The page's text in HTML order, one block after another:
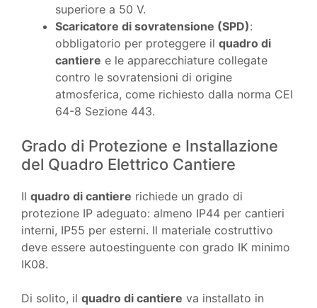
superiore a 50 V.
Scaricatore di sovratensione (SPD):
obbligatorio per proteggere il quadro di
cantiere e le apparecchiature collegate
contro le sovratensioni di origine
atmosferica, come richiesto dalla norma CEI
64-8 Sezione 443.
Grado di Protezione e Installazione
del Quadro Elettrico Cantiere
Il quadro di cantiere richiede un grado di
protezione IP adeguato: almeno IP44 per cantieri
interni, IP55 per esterni. Il materiale costruttivo
deve essere autoestinguente con grado IK minimo
IK08.
Di solito, il quadro di cantiere va installato in